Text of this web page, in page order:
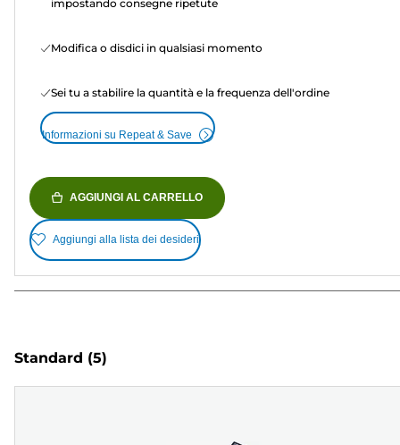
impostando consegne ripetute
Modifica o disdici in qualsiasi momento
Sei tu a stabilire la quantità e la frequenza dell'ordine
Informazioni su Repeat & Save
AGGIUNGI AL CARRELLO
Aggiungi alla lista dei desideri
Standard (5)